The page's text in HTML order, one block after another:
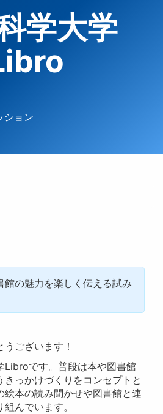
学大学
ション
館の魅力を楽しく伝える試み
ございます！
Libroです。普段は本や図書館
きっかけづくりをコンセプトと
絵本の読み聞かせや図書館と連
んでいます。